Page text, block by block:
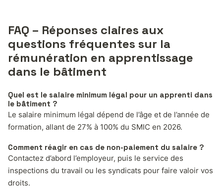
FAQ – Réponses claires aux
questions fréquentes sur la
rémunération en apprentissage
dans le bâtiment
Quel est le salaire minimum légal pour un apprenti dans
le bâtiment ?
Le salaire minimum légal dépend de l’âge et de l’année de
formation, allant de 27% à 100% du SMIC en 2026.
Comment réagir en cas de non-paiement du salaire ?
Contactez d’abord l’employeur, puis le service des
inspections du travail ou les syndicats pour faire valoir vos
droits.